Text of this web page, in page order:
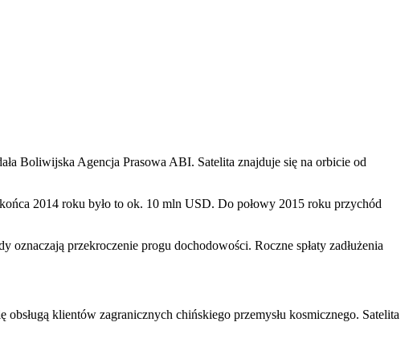
Boliwijska Agencja Prasowa ABI. Satelita znajduje się na orbicie od
2014 roku było to ok. 10 mln USD. Do połowy 2015 roku przychód
przekroczenie progu dochodowości. Roczne spłaty zadłużenia
klientów zagranicznych chińskiego przemysłu kosmicznego. Satelita